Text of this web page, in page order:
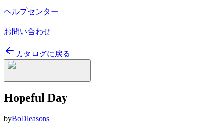
ヘルプセンター
お問い合わせ
カタログに戻る
Hopeful Day
byBoDleasons